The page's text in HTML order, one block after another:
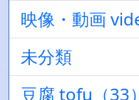
映像・動画
未分類
豆腐 tofu（33）